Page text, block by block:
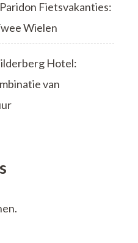
Fietsvakanties:
Wielen
Hotel:
van